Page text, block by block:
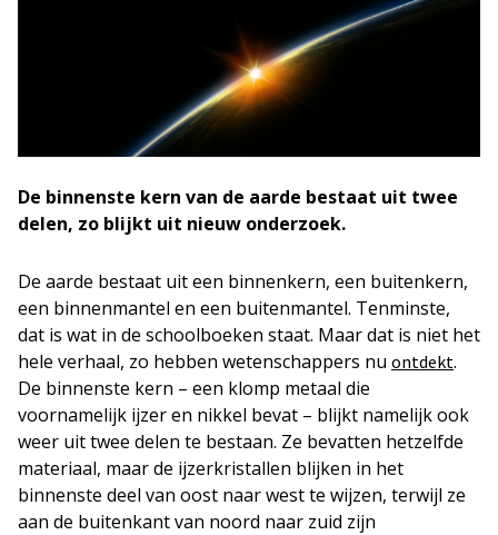
De binnenste kern van de aarde bestaat uit twee
delen, zo blijkt uit nieuw onderzoek.
De aarde bestaat uit een binnenkern, een buitenkern,
een binnenmantel en een buitenmantel. Tenminste,
dat is wat in de schoolboeken staat. Maar dat is niet het
hele verhaal, zo hebben wetenschappers nu ontdekt.
De binnenste kern – een klomp metaal die
voornamelijk ijzer en nikkel bevat – blijkt namelijk ook
weer uit twee delen te bestaan. Ze bevatten hetzelfde
materiaal, maar de ijzerkristallen blijken in het
binnenste deel van oost naar west te wijzen, terwijl ze
aan de buitenkant van noord naar zuid zijn